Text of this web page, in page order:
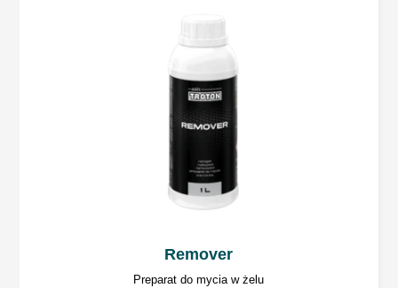
Remover
Preparat do mycia w żelu